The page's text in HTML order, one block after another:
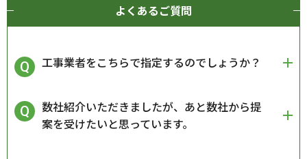
よくあるご質問
工事業者をこちらで指定するのでしょうか？
数社紹介いただきましたが、あと数社から提
案を受けたいと思っています。